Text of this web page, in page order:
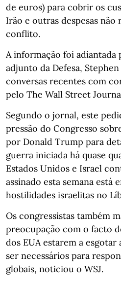
de euros) para cobrir os
Irão e outras despesas não
conflito.
A informação foi adiantada
adjunto da Defesa,
conversas recentes com
pelo The Wall Street
Segundo o jornal, este
pressão do Congresso
por Donald Trump para
guerra iniciada há quase
Estados Unidos e Israel
assinado esta semana está
hostilidades israelitas no
Os congressistas também
preocupação com o facto
dos EUA estarem a
ser necessários para
globais, noticiou o WSJ.